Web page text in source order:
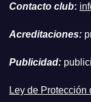
Contacto club:
Acreditaciones:
Publicidad:
Ley de Protección